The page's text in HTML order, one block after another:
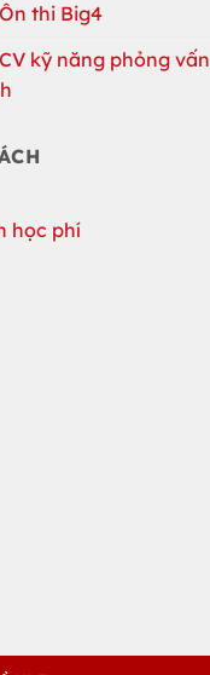
thi Big4
kỹ năng phỏng vấn
học phí